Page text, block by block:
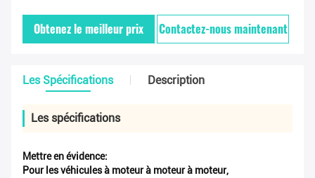
Obtenez le meilleur prix Contactez-nous maintenant
Les Spécifications Description
Les spécifications
Mettre en évidence:
Pour les véhicules à moteur à moteur à moteur,